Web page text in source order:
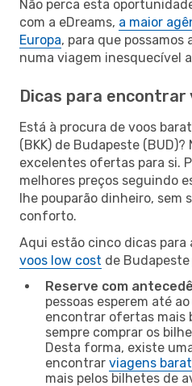
Não perca esta
com a eDreams, a maior
Europa, para que
numa viagem inesquecível
Dicas para encontrar
Está à procura de voos
(BKK) de Budapeste (BUD)?
excelentes ofertas para si.
melhores preços seguindo
lhe pouparão dinheiro, sem
conforto.
Aqui estão cinco dicas para
voos low cost de
Reserve com
pessoas esperem até
encontrar ofertas mais
sempre comprar os
Desta forma, existe
encontrar viagens
mais pelos bilhetes de